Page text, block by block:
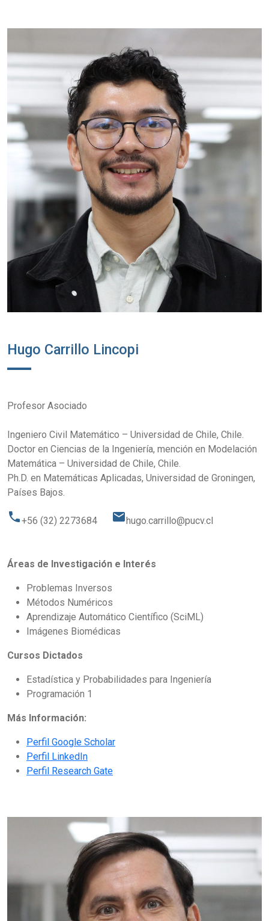
Hugo Carrillo Lincopi
Profesor Asociado
Ingeniero Civil Matemático – Universidad de Chile, Chile.
Doctor en Ciencias de la Ingeniería, mención en Modelación
Matemática – Universidad de Chile, Chile.
Ph.D. en Matemáticas Aplicadas, Universidad de Groningen,
Países Bajos.
phone+56 (32) 2273684 email hugo.carrillo@pucv.cl
Áreas de Investigación e Interés
Problemas Inversos
Métodos Numéricos
Aprendizaje Automático Científico (SciML)
Imágenes Biomédicas
Cursos Dictados
Estadística y Probabilidades para Ingeniería
Programación 1
Más Información:
Perfil Google Scholar
Perfil LinkedIn
Perfil Research Gate